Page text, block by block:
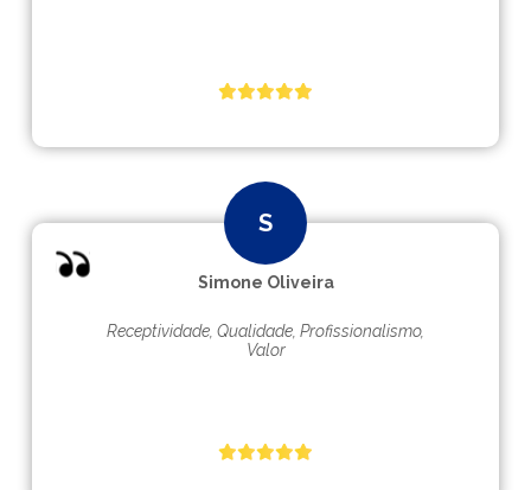
Simone Oliveira
Receptividade, Qualidade, Profissionalismo,
Valor